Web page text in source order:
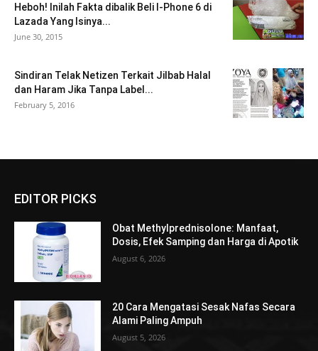
Heboh! Inilah Fakta dibalik Beli I-Phone 6 di
Lazada Yang Isinya...
June 30, 2015
Sindiran Telak Netizen Terkait Jilbab Halal
dan Haram Jika Tanpa Label...
February 5, 2016
EDITOR PICKS
Obat Methylprednisolone: Manfaat,
Dosis, Efek Samping dan Harga di Apotik
August 6, 2026
20 Cara Mengatasi Sesak Nafas Secara
Alami Paling Ampuh
August 5, 2026